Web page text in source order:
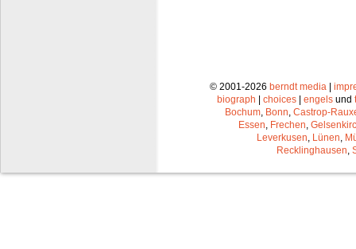
© 2001-2026 berndt media |
biograph | choices | engels und
Bochum Bonn Castrop-
Essen Frechen
Leverkusen Lünen
Recklinghausen